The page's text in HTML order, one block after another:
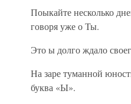
Поыкайте несколько
говоря уже о Ты.
Это ы долго ждало
На заре туманной
буква «Ы».